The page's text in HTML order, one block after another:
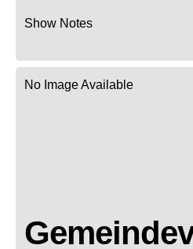
Show Notes
No Image Available